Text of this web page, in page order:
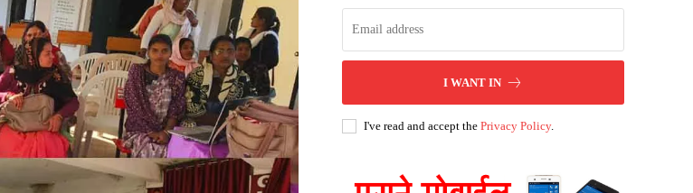
I WANT IN
I've read and accept thePrivacy Policy.